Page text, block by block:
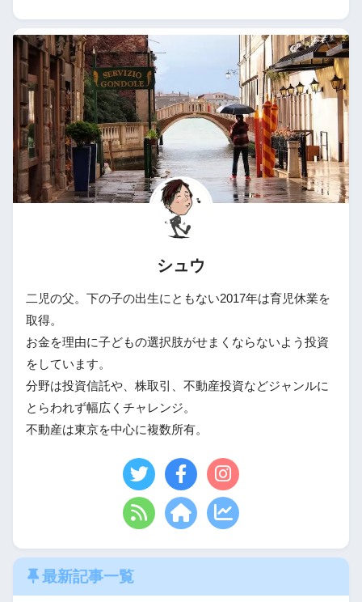
シュウ
二児の父。下の子の出生にともない2017年は育児休業を
取得。
お金を理由に子どもの選択肢がせまくならないよう投資
をしています。
分野は投資信託や、株取引、不動産投資などジャンルに
とらわれず幅広くチャレンジ。
不動産は東京を中心に複数所有。
最新記事一覧